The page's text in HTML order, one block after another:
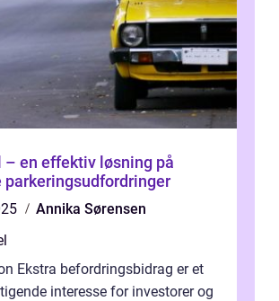
– en effektiv løsning på
parkeringsudfordringer
Annika Sørensen
Ekstra befordringsbidrag er et
interesse for investorer og